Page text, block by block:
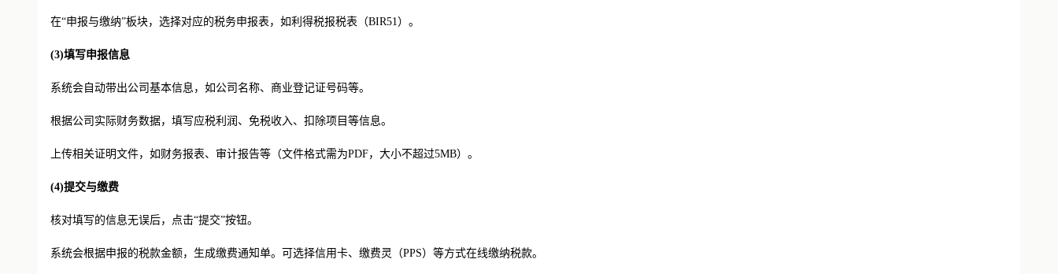
在“申报与缴纳”板块，选择对应的税务申报表，如利得税报税表（BIR51）。
(3)填写申报信息
系统会自动带出公司基本信息，如公司名称、商业登记证号码等。
根据公司实际财务数据，填写应税利润、免税收入、扣除项目等信息。
上传相关证明文件，如财务报表、审计报告等（文件格式需为PDF，大小不超过5MB）。
(4)提交与缴费
核对填写的信息无误后，点击“提交”按钮。
系统会根据申报的税款金额，生成缴费通知单。可选择信用卡、缴费灵（PPS）等方式在线缴纳税款。